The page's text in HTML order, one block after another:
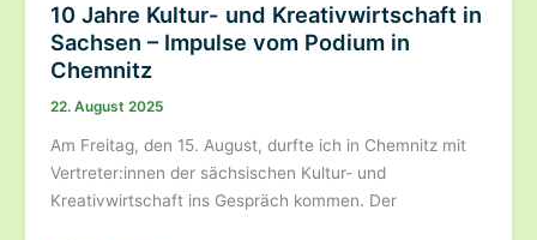
10 Jahre Kultur- und Kreativwirtschaft in
Sachsen – Impulse vom Podium in
Chemnitz
22. August 2025
Am Freitag, den 15. August, durfte ich in Chemnitz mit
Vertreter:innen der sächsischen Kultur- und
Kreativwirtschaft ins Gespräch kommen. Der